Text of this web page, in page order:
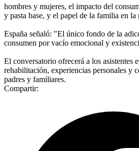
hombres y mujeres, el impacto del
y pasta base, y el papel de la familia en la
España señaló: "El único fondo de la
consumen por vacío emocional y
El conversatorio ofrecerá a los asistentes
rehabilitación, experiencias personales y
padres y familiares.
Compartir: